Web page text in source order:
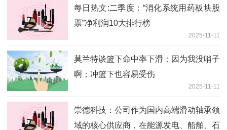
每日热文:二季度：“消化系统用药板块股
票”净利润10大排行榜
2025-11-11
莫兰特谈篮下命中率下滑：因为我没哨子
啊；冲篮下也容易受伤
2025-11-11
崇德科技：公司作为国内高端滑动轴承领
域的核心供应商，在能源发电、船舶、石